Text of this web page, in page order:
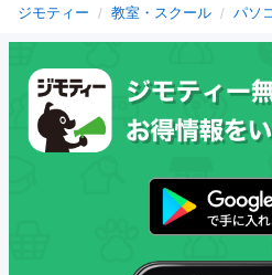
ジモティー 教室・スクール パソ